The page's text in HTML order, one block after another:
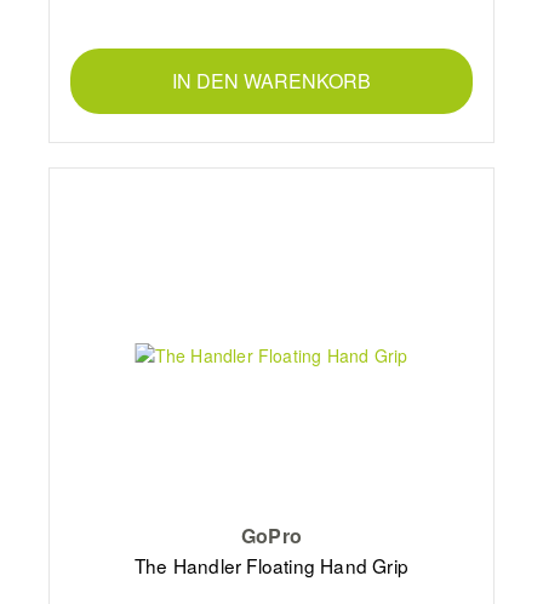
IN DEN WARENKORB
GoPro
The Handler Floating Hand Grip